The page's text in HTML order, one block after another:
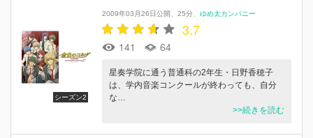
シーズン2
2009年03月26日公開 25分 ゆめ太カンパニー
3.7
141 64
星奏学院に通う普通科の2年生・日野香穂子
は、学内音楽コンクールが終わっても、自分
な…
>>続きを読む